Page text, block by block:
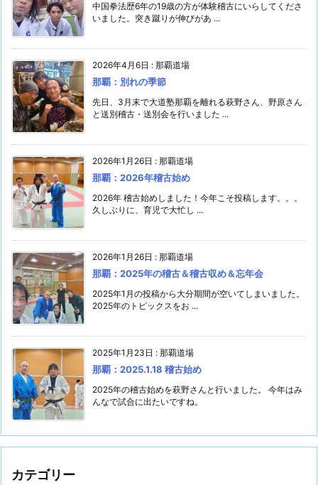
中国拳法歴6年の19歳の方が体験稽古にいらしてくださ
いました。突き蹴りが伸びがあ ...
2026年4月6日 : 那覇道場
那覇：別れの季節
先日、3月末で大道塾那覇を離れる萩野さん、野原さん
と送別稽古・送別会を行いました ...
2026年1月26日 : 那覇道場
那覇：2026年稽古始め
2026年 稽古始めしました！今年こそ投稿します。。。
久しぶりに、育児で大忙し ...
2026年1月26日 : 那覇道場
那覇：2025年の稽古＆稽古収め＆忘年会
2025年1月の投稿から大分期間が空いてしまいました。
2025年のトピックスをお ...
2025年1月23日 : 那覇道場
那覇：2025.1.18 稽古始め
2025年の稽古始めを萩野さんと行いました。 今年はみ
んなで試合に出たいですね。
カテゴリー